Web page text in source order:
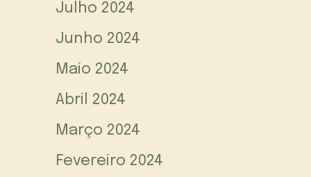
Julho 2024
Junho 2024
Maio 2024
Abril 2024
Março 2024
Fevereiro 2024